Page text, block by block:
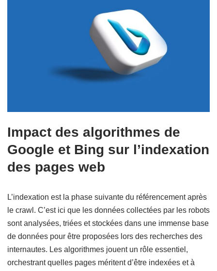
Impact des algorithmes de
Google et Bing sur l’indexation
des pages web
L’indexation est la phase suivante du référencement après
le crawl. C’est ici que les données collectées par les robots
sont analysées, triées et stockées dans une immense base
de données pour être proposées lors des recherches des
internautes. Les algorithmes jouent un rôle essentiel,
orchestrant quelles pages méritent d’être indexées et à